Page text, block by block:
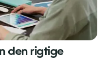
den rigtige